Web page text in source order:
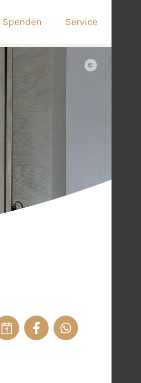
Spenden Service
©